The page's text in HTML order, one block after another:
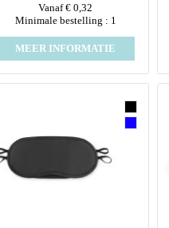
Vanaf € 0,32
Minimale bestelling : 1
MEER INFORMATIE